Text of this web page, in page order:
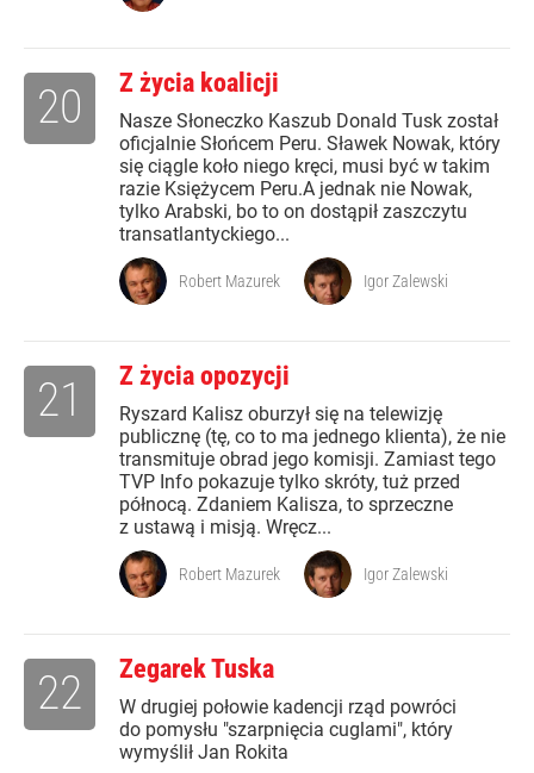
Z życia koalicji
Nasze Słoneczko Kaszub Donald Tusk został
oficjalnie Słońcem Peru. Sławek Nowak, który
się ciągle koło niego kręci, musi być w takim
razie Księżycem Peru.A jednak nie Nowak,
tylko Arabski, bo to on dostąpił zaszczytu
transatlantyckiego...
20
Robert Mazurek Igor Zalewski
Z życia opozycji
Ryszard Kalisz oburzył się na telewizję
publicznę (tę, co to ma jednego klienta), że nie
transmituje obrad jego komisji. Zamiast tego
TVP Info pokazuje tylko skróty, tuż przed
północą. Zdaniem Kalisza, to sprzeczne
z ustawą i misją. Wręcz...
21
Robert Mazurek Igor Zalewski
Zegarek Tuska
W drugiej połowie kadencji rząd powróci
do pomysłu "szarpnięcia cuglami", który
wymyślił Jan Rokita
22